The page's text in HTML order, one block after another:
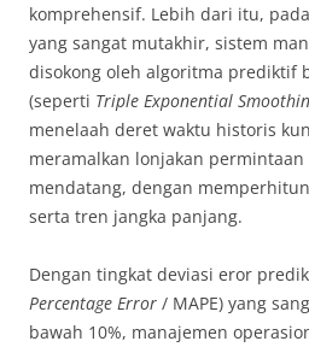
komprehensif. Lebih dari itu,
yang sangat mutakhir, sistem
disokong oleh algoritma prediktif
(seperti Triple Exponential
menelaah deret waktu historis
meramalkan lonjakan permintaan
mendatang, dengan
serta tren jangka panjang.
Dengan tingkat deviasi eror
Percentage Error / MAPE) yang
bawah 10%, manajemen